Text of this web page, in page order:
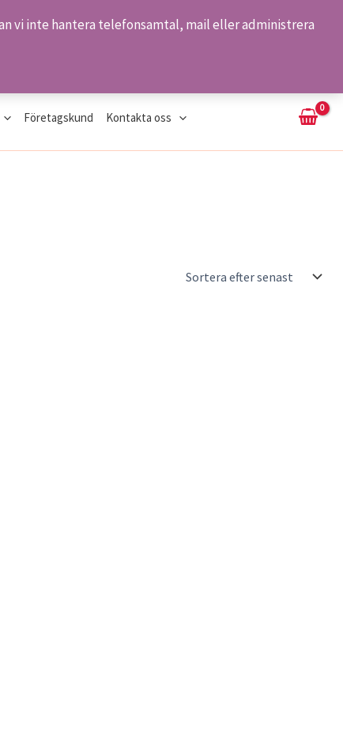
vi inte hantera telefonsamtal, mail eller administrera
Företagskund Kontakta oss